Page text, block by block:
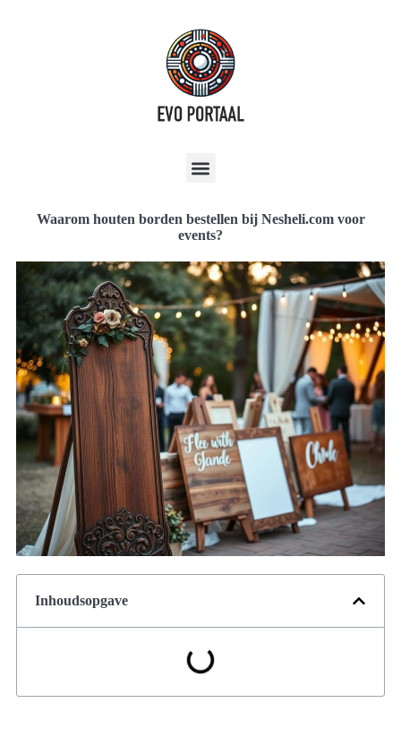
Waarom houten borden bestellen bij Nesheli.com voor
events?
Inhoudsopgave